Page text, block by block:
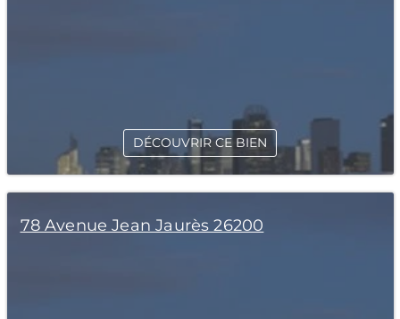
DÉCOUVRIR CE BIEN
78 Avenue Jean Jaurès 26200